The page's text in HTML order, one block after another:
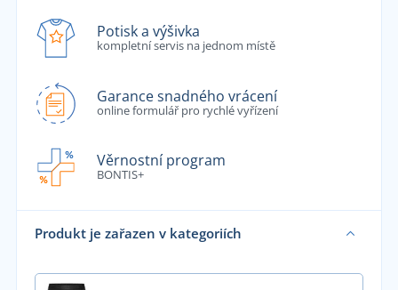
Potisk a výšivka
kompletní servis na jednom místě
Garance snadného vrácení
online formulář pro rychlé vyřízení
Věrnostní program
BONTIS+
Produkt je zařazen v kategoriích